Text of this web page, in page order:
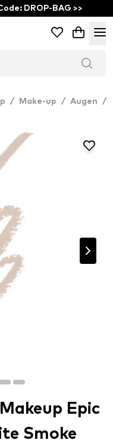
DROP-BAG >>
/ Make-up / Augen
/
Epic
Smoke